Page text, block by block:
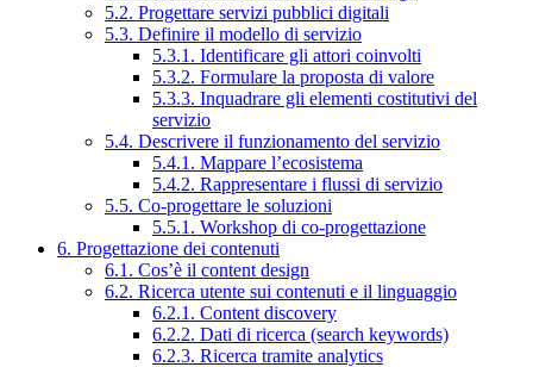
5.2. Progettare servizi pubblici digitali
5.3. Definire il modello di servizio
5.3.1. Identificare gli attori coinvolti
5.3.2. Formulare la proposta di valore
5.3.3. Inquadrare gli elementi costitutivi del
servizio
5.4. Descrivere il funzionamento del servizio
5.4.1. Mappare l’ecosistema
5.4.2. Rappresentare i flussi di servizio
5.5. Co-progettare le soluzioni
5.5.1. Workshop di co-progettazione
6. Progettazione dei contenuti
6.1. Cos’è il content design
6.2. Ricerca utente sui contenuti e il linguaggio
6.2.1. Content discovery
6.2.2. Dati di ricerca (search keywords)
6.2.3. Ricerca tramite analytics